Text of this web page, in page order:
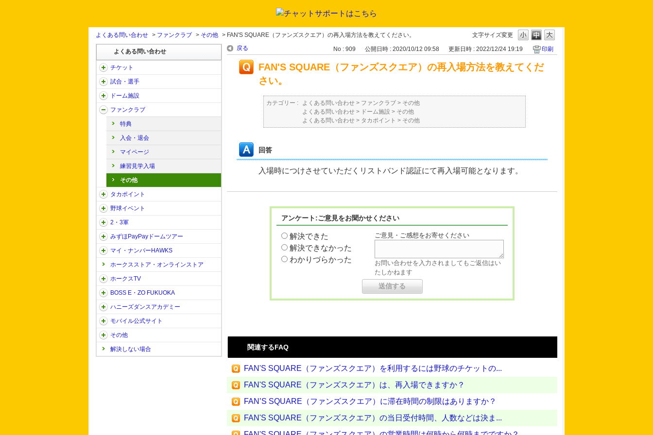
文字サイズ変更
よくある問い合わせ > ファンクラブ > その他 > FAN'S SQUARE（ファンズスクエア）の再入場方法を教えてください。
よくある問い合わせ
チケット
試合・選手
ドーム施設
ファンクラブ
特典
入会・退会
マイページ
練習見学入場
その他
タカポイント
野球イベント
2・3軍
みずほPayPayドームツアー
マイ・ナンバーHAWKS
ホークスストア・オンラインストア
ホークスTV
BOSS E・ZO FUKUOKA
ハニーズダンスアカデミー
モバイル公式サイト
その他
解決しない場合
戻る No : 909 公開日時 : 2020/10/12 09:58 更新日時 : 2022/12/24 19:19 印刷
FAN'S SQUARE（ファンズスクエア）の再入場方法を教えてくだ
さい。
カテゴリー : よくある問い合わせ > ファンクラブ > その他
よくある問い合わせ > ドーム施設 > その他
よくある問い合わせ > タカポイント > その他
回答
入場時につけさせていただくリストバンド認証にて再入場可能となります。
アンケート:ご意見をお聞かせください
解決できた
解決できなかった
わかりづらかった
ご意見・ご感想をお寄せください
お問い合わせを入力されましてもご返信はい
たしかねます
関連するFAQ
FAN'S SQUARE（ファンズスクエア）を利用するには野球のチケットの...
FAN'S SQUARE（ファンズスクエア）は、再入場できますか？
FAN’S SQUARE（ファンズスクエア）に滞在時間の制限はありますか？
FAN'S SQUARE（ファンズスクエア）の当日受付時間、人数などは決ま...